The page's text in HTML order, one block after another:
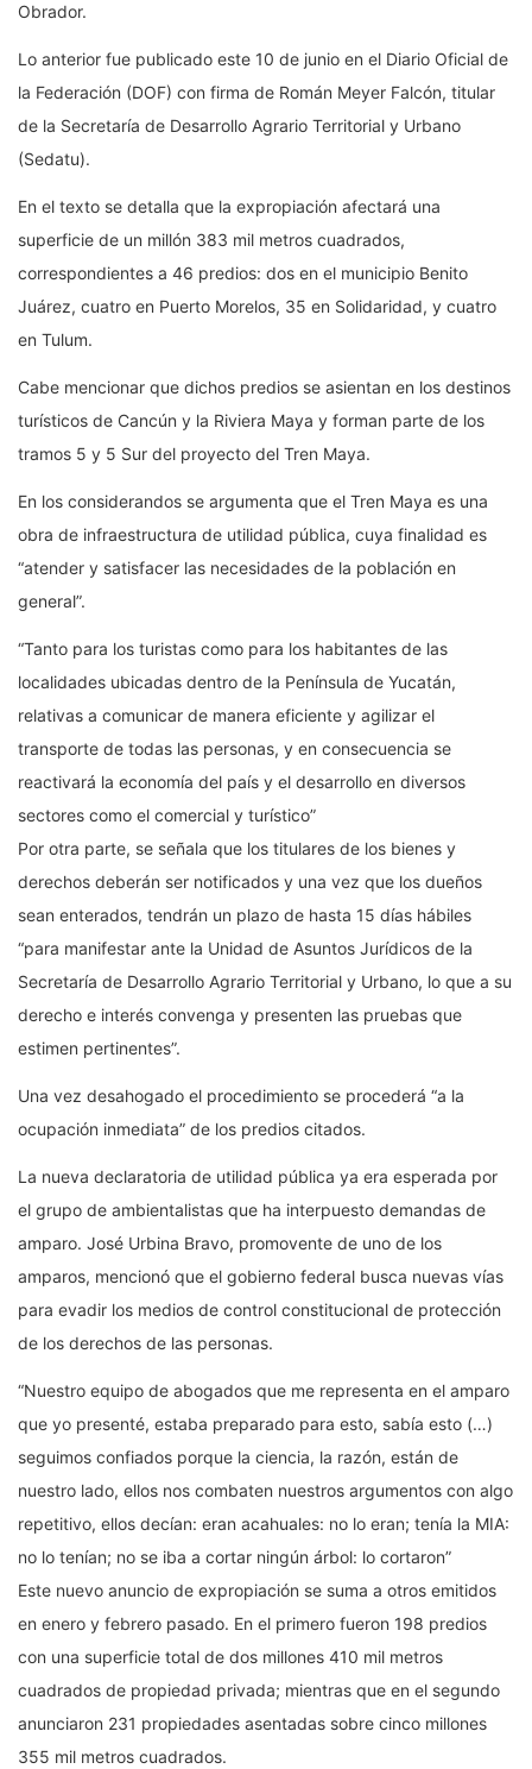
Obrador.
Lo anterior fue publicado este 10 de junio en el Diario Oficial de
la Federación (DOF) con firma de Román Meyer Falcón, titular
de la Secretaría de Desarrollo Agrario Territorial y Urbano
(Sedatu).
En el texto se detalla que la expropiación afectará una
superficie de un millón 383 mil metros cuadrados,
correspondientes a 46 predios: dos en el municipio Benito
Juárez, cuatro en Puerto Morelos, 35 en Solidaridad, y cuatro
en Tulum.
Cabe mencionar que dichos predios se asientan en los destinos
turísticos de Cancún y la Riviera Maya y forman parte de los
tramos 5 y 5 Sur del proyecto del Tren Maya.
En los considerandos se argumenta que el Tren Maya es una
obra de infraestructura de utilidad pública, cuya finalidad es
“atender y satisfacer las necesidades de la población en
general”.
“Tanto para los turistas como para los habitantes de las
localidades ubicadas dentro de la Península de Yucatán,
relativas a comunicar de manera eficiente y agilizar el
transporte de todas las personas, y en consecuencia se
reactivará la economía del país y el desarrollo en diversos
sectores como el comercial y turístico”
Por otra parte, se señala que los titulares de los bienes y
derechos deberán ser notificados y una vez que los dueños
sean enterados, tendrán un plazo de hasta 15 días hábiles
“para manifestar ante la Unidad de Asuntos Jurídicos de la
Secretaría de Desarrollo Agrario Territorial y Urbano, lo que a su
derecho e interés convenga y presenten las pruebas que
estimen pertinentes”.
Una vez desahogado el procedimiento se procederá “a la
ocupación inmediata” de los predios citados.
La nueva declaratoria de utilidad pública ya era esperada por
el grupo de ambientalistas que ha interpuesto demandas de
amparo. José Urbina Bravo, promovente de uno de los
amparos, mencionó que el gobierno federal busca nuevas vías
para evadir los medios de control constitucional de protección
de los derechos de las personas.
“Nuestro equipo de abogados que me representa en el amparo
que yo presenté, estaba preparado para esto, sabía esto (…)
seguimos confiados porque la ciencia, la razón, están de
nuestro lado, ellos nos combaten nuestros argumentos con algo
repetitivo, ellos decían: eran acahuales: no lo eran; tenía la MIA:
no lo tenían; no se iba a cortar ningún árbol: lo cortaron”
Este nuevo anuncio de expropiación se suma a otros emitidos
en enero y febrero pasado. En el primero fueron 198 predios
con una superficie total de dos millones 410 mil metros
cuadrados de propiedad privada; mientras que en el segundo
anunciaron 231 propiedades asentadas sobre cinco millones
355 mil metros cuadrados.